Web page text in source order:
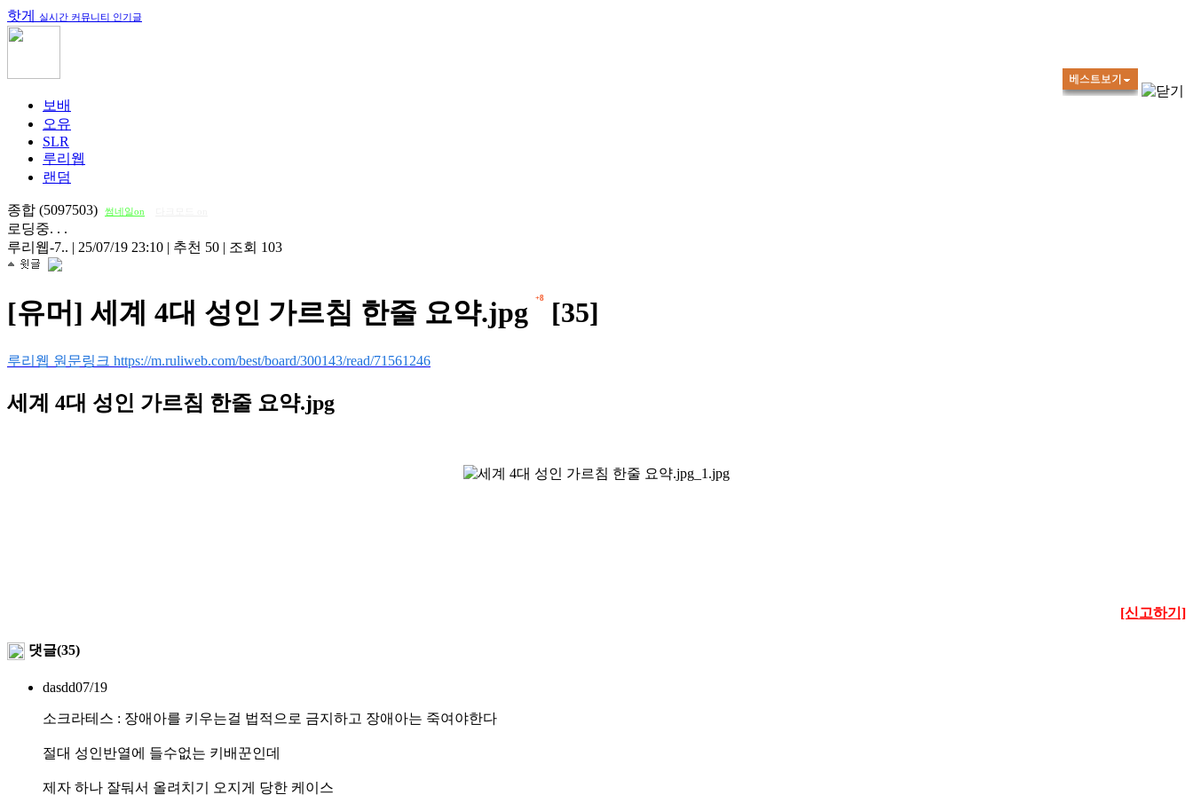
핫게 실시간 커뮤니티 인기글
보배
오유
SLR
루리웹
랜덤
종합 (5097503) 썸네일on
로딩중. . .
루리웹-7.. | 25/07/19 23:10 | 추천 50 | 조회 103
[유머] 세계 4대 성인 가르침 한줄 요약.jpg +8 [35]
루리웹 원문링크 https://m.ruliweb.com/best/board/300143/read/71561246
세계 4대 성인 가르침 한줄 요약.jpg
[신고하기]
댓글(35)
dasdd07/19
소크라테스 : 장애아를 키우는걸 법적으로 금지하고 장애아는 죽여야한다
절대 성인반열에 들수없는 키배꾼인데
제자 하나 잘둬서 올려치기 오지게 당한 케이스